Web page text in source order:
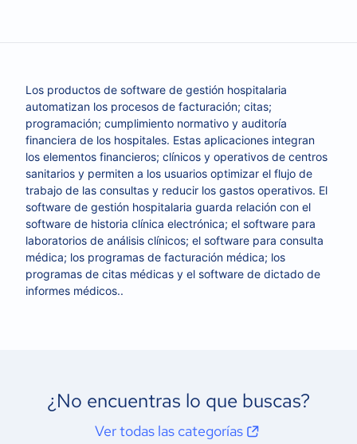
Los productos de software de gestión hospitalaria
automatizan los procesos de facturación; citas;
programación; cumplimiento normativo y auditoría
financiera de los hospitales. Estas aplicaciones integran
los elementos financieros; clínicos y operativos de centros
sanitarios y permiten a los usuarios optimizar el flujo de
trabajo de las consultas y reducir los gastos operativos. El
software de gestión hospitalaria guarda relación con el
software de historia clínica electrónica; el software para
laboratorios de análisis clínicos; el software para consulta
médica; los programas de facturación médica; los
programas de citas médicas y el software de dictado de
informes médicos..
¿No encuentras lo que buscas?
Ver todas las categorías